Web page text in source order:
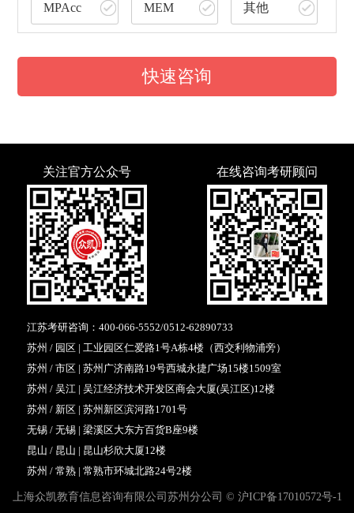
MPAcc MEM 其他
快速咨询
关注官方公众号 在线咨询考研顾问
江苏考研咨询： 400-066-5552/0512-62890733
苏州 / 园区 | 工业园区仁爱路1号A栋4楼（西交利物浦旁）
苏州 / 市区 | 苏州广济南路19号西城永捷广场15楼1509室
苏州 / 吴江 | 吴江经济技术开发区商会大厦(吴江区)12楼
苏州 / 新区 | 苏州新区滨河路1701号
无锡 / 无锡 | 梁溪区大东方百货B座9楼
昆山 / 昆山 | 昆山杉欣大厦12楼
苏州 / 常熟 | 常熟市环城北路24号2楼
上海众凯教育信息咨询有限公司苏州分公司 © 沪ICP备17010572号-1